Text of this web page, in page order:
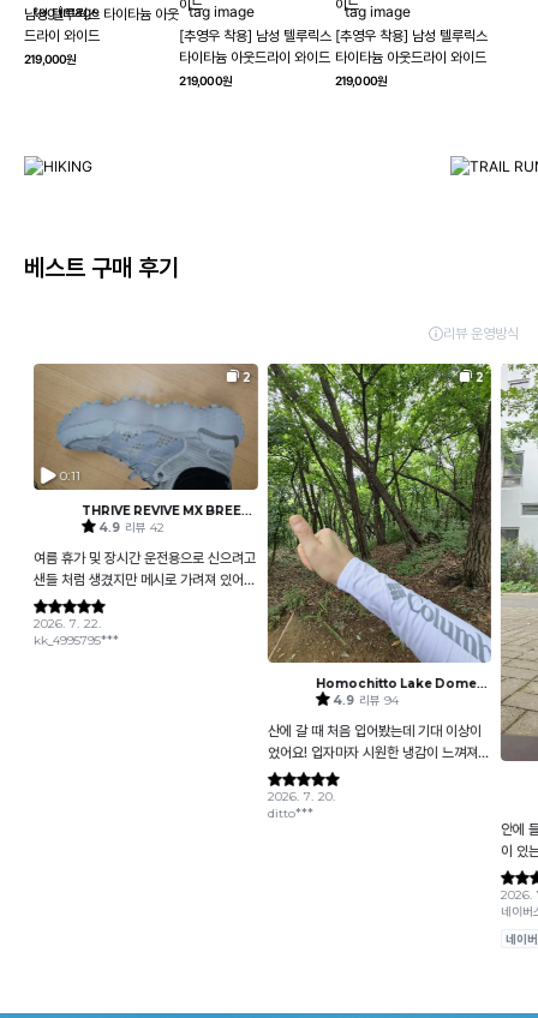
남성 텔루릭스 타이타늄 아웃
드라이 와이드
219,000원
[추영우 착용] 남성 텔루릭스
타이타늄 아웃드라이 와이드
219,000원
[추영우 착용] 남성 텔루릭스
타이타늄 아웃드라이 와이드
219,000원
HIKING
컬럼비아와 함께 일상을 벗어나
하이킹, 트레킹 등 아웃도어 활동을 즐겨보세요.
베스트 구매 후기